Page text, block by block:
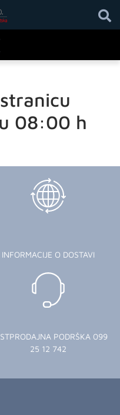
08:00 h
INFORMACIJE O DOSTAVI
PODRŠKA 099
25 12 742